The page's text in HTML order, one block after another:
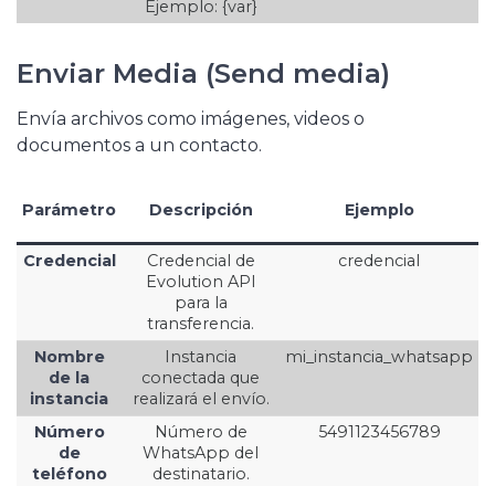
Ejemplo: {var}
Enviar Media (Send media)
Envía archivos como imágenes, videos o
documentos a un contacto.
Parámetro Descripción Ejemplo
Credencial
Credencial de
Evolution API
para la
transferencia.
credencial
Nombre
de la
instancia
Instancia
conectada que
realizará el envío.
mi_instancia_whatsapp
Número
de
teléfono
Número de
WhatsApp del
destinatario.
5491123456789